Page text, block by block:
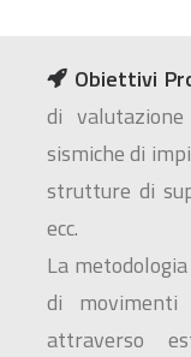
Obiettivi
di
sismiche di
strutture di
ecc.
La
di movimenti
attraverso